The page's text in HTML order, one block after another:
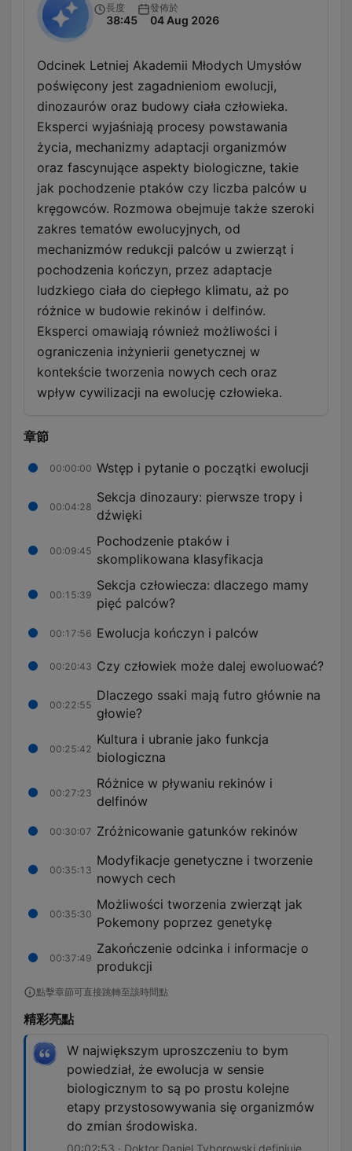
長度
38:45
發佈於
04 Aug 2026
Odcinek Letniej Akademii Młodych Umysłów
poświęcony jest zagadnieniom ewolucji,
dinozaurów oraz budowy ciała człowieka.
Eksperci wyjaśniają procesy powstawania
życia, mechanizmy adaptacji organizmów
oraz fascynujące aspekty biologiczne, takie
jak pochodzenie ptaków czy liczba palców u
kręgowców. Rozmowa obejmuje także szeroki
zakres tematów ewolucyjnych, od
mechanizmów redukcji palców u zwierząt i
pochodzenia kończyn, przez adaptacje
ludzkiego ciała do ciepłego klimatu, aż po
różnice w budowie rekinów i delfinów.
Eksperci omawiają również możliwości i
ograniczenia inżynierii genetycznej w
kontekście tworzenia nowych cech oraz
wpływ cywilizacji na ewolucję człowieka.
章節
00:00:00 Wstęp i pytanie o początki ewolucji
00:04:28
Sekcja dinozaury: pierwsze tropy i
dźwięki
00:09:45
Pochodzenie ptaków i
skomplikowana klasyfikacja
00:15:39
Sekcja człowiecza: dlaczego mamy
pięć palców?
00:17:56 Ewolucja kończyn i palców
00:20:43 Czy człowiek może dalej ewoluować?
00:22:55
Dlaczego ssaki mają futro głównie na
głowie?
00:25:42
Kultura i ubranie jako funkcja
biologiczna
00:27:23
Różnice w pływaniu rekinów i
delfinów
00:30:07 Zróżnicowanie gatunków rekinów
00:35:13
Modyfikacje genetyczne i tworzenie
nowych cech
00:35:30
Możliwości tworzenia zwierząt jak
Pokemony poprzez genetykę
00:37:49
Zakończenie odcinka i informacje o
produkcji
點擊章節可直接跳轉至該時間點
精彩亮點
W największym uproszczeniu to bym
powiedział, że ewolucja w sensie
biologicznym to są po prostu kolejne
etapy przystosowywania się organizmów
do zmian środowiska.